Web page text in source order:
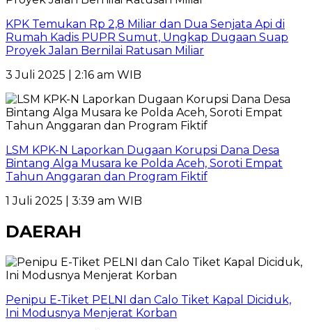
KPK Temukan Rp 2,8 Miliar dan Dua Senjata Api di
Rumah Kadis PUPR Sumut, Ungkap Dugaan Suap
Proyek Jalan Bernilai Ratusan Miliar
3 Juli 2025 | 2:16 am WIB
LSM KPK-N Laporkan Dugaan Korupsi Dana Desa
Bintang Alga Musara ke Polda Aceh, Soroti Empat
Tahun Anggaran dan Program Fiktif
1 Juli 2025 | 3:39 am WIB
DAERAH
Penipu E-Tiket PELNI dan Calo Tiket Kapal Diciduk,
Ini Modusnya Menjerat Korban